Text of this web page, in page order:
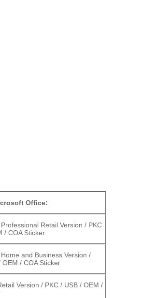
Office:
Retail Version / PKC
/ COA Sticker
and Business Version /
OEM / COA Sticker
Version / PKC / USB / OEM /